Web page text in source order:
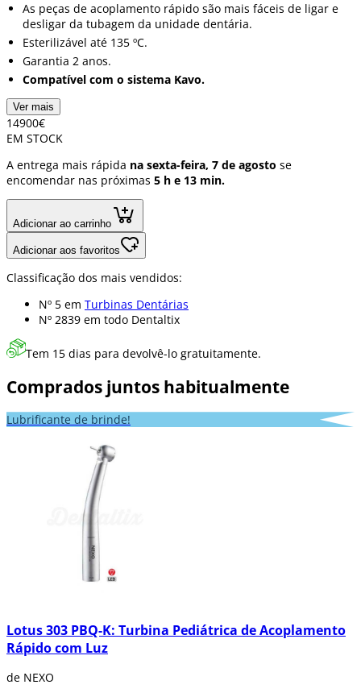
As peças de acoplamento rápido são mais fáceis de ligar e
desligar da tubagem da unidade dentária.
Esterilizável até 135 ºC.
Garantia 2 anos.
Compatível com o sistema Kavo.
Ver mais
14900€
EM STOCK
A entrega mais rápida na sexta-feira, 7 de agosto se
encomendar nas próximas 5 h e 13 min.
Adicionar ao carrinho
Adicionar aos favoritos
Classificação dos mais vendidos:
Nº 5 em Turbinas Dentárias
Nº 2839 em todo Dentaltix
Tem 15 dias para devolvê-lo gratuitamente.
Comprados juntos habitualmente
Lubrificante de brinde!
Lotus 303 PBQ-K: Turbina Pediátrica de Acoplamento
Rápido com Luz
de NEXO